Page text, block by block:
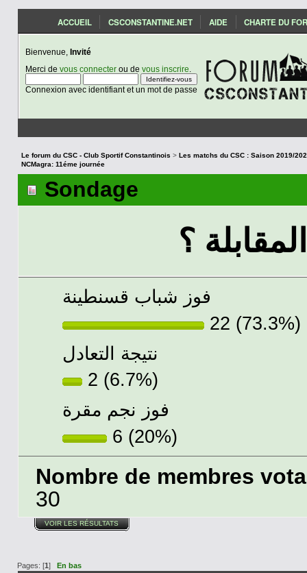
ACCUEIL CSCONSTANTINE.NET AIDE CHARTE DU
Bienvenue, Invité
Merci de vous connecterou de vous inscrire
Connexion avec identifiant et un mot de passe
Le forum du CSC - Club Sportif Constantinois >
NCMagra: 11éme journée
Sondage
؟
فوز شباب قسنطينة
22 (73.3%)
نتيجة التعادل
2 (6.7%)
فوز نجم مقرة
6 (20%)
Nombre de membres
30
VOIR LES RÉSULTATS
Pages: [1] En bas